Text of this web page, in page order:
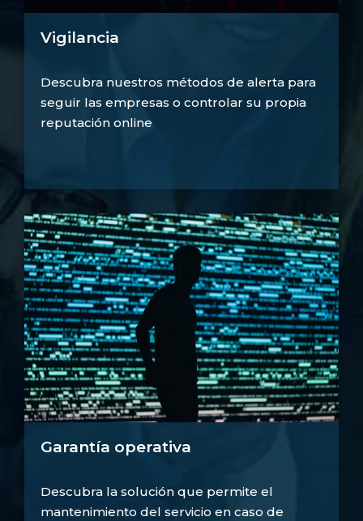
Vigilancia
Descubra nuestros métodos de alerta para
seguir las empresas o controlar su propia
reputación online
Garantía operativa
Descubra la solución que permite el
mantenimiento del servicio en caso de